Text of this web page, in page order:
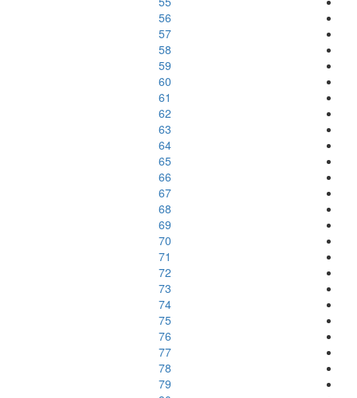
56
57
58
59
60
61
62
63
64
65
66
67
68
69
70
71
72
73
74
75
76
77
78
79